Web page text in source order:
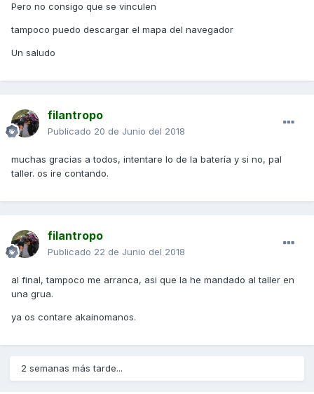
Pero no consigo que se vinculen
tampoco puedo descargar el mapa del navegador
Un saludo
filantropo
Publicado 20 de Junio del 2018
muchas gracias a todos, intentare lo de la batería y si no, pal
taller. os ire contando.
filantropo
Publicado 22 de Junio del 2018
al final, tampoco me arranca, asi que la he mandado al taller en
una grua.
ya os contare akainomanos.
2 semanas más tarde...